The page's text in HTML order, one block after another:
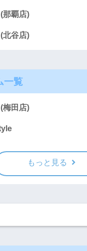
那覇店)
北谷店)
一覧
梅田店)
もっと見る